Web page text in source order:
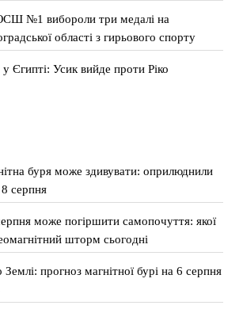
№1 вибороли три медалі на
області з гирьового спорту
Єгипті: Усик вийде проти Ріко
буря може здивувати: оприлюднили
серпня
може погіршити самопочуття: якої
шторм сьогодні
прогноз магнітної бурі на 6 серпня